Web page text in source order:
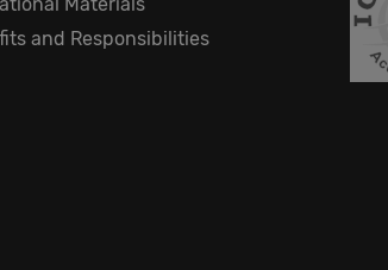
and Responsibilities